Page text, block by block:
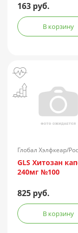
163 руб.
В корзину
Глобал Хэлфкеар/
GLS Хитозан
240мг №100
825 руб.
В корзину